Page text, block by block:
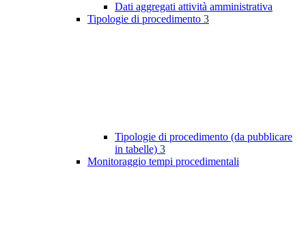
Dati aggregati attività amministrativa
Tipologie di procedimento 3
Tipologie di procedimento (da pubblicare
in tabelle) 3
Monitoraggio tempi procedimentali